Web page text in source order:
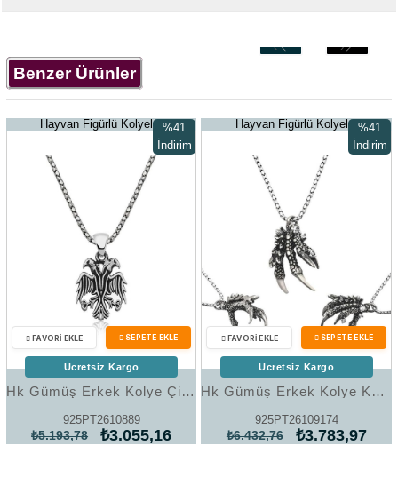
Benzer Ürünler
Hayvan Figürlü Kolyeler
Hk Gümüş Erkek Kolye Çift Başlı Kartal |Gümüş Takı Hediyelik Ürünler
925PT2610889
₺3.055,16
₺5.193,78
%41
İndirim
%41İndirim
Ücretsiz Kargo
Hayvan Figürlü Kolyeler
Hk Gümüş Erkek Kolye Kartal Pençesi |Gümüş Takı Hediyelik Ürünler
925PT26109174
₺3.783,97
₺6.432,76
%41
İndirim
Ücretsiz Kargo
‹ ›